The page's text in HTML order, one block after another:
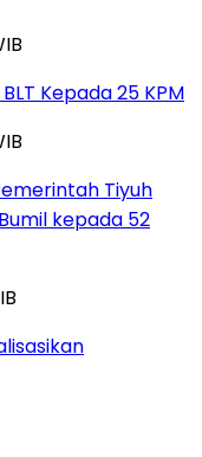
Kepada 25 KPM
Tiyuh
kepada 52